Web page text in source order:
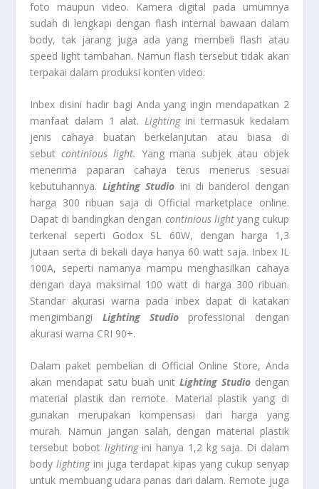
foto maupun video. Kamera digital pada umumnya
sudah di lengkapi dengan flash internal bawaan dalam
body, tak jarang juga ada yang membeli flash atau
speed light tambahan. Namun flash tersebut tidak akan
terpakai dalam produksi konten video.
Inbex disini hadir bagi Anda yang ingin mendapatkan 2
manfaat dalam 1 alat. Lightingini termasuk kedalam
jenis cahaya buatan berkelanjutan atau biasa di
sebutcontinious light. Yang mana subjek atau objek
menerima paparan cahaya terus menerus sesuai
kebutuhannya. Lighting Studio ini di banderol dengan
harga 300 ribuan saja di Official marketplace online.
Dapat di bandingkan dengan continious lightyang cukup
terkenal seperti Godox SL 60W, dengan harga 1,3
jutaan serta di bekali daya hanya 60 watt saja. Inbex IL
100A, seperti namanya mampu menghasilkan cahaya
dengan daya maksimal 100 watt di harga 300 ribuan.
Standar akurasi warna pada inbex dapat di katakan
mengimbangi Lighting Studio
professional dengan
akurasi warna CRI 90+.
Dalam paket pembelian di Official Online Store, Anda
akan mendapat satu buah unitLighting Studiodengan
material plastik dan remote. Material plastik yang di
gunakan merupakan kompensasi dari harga yang
murah. Namun jangan salah, dengan material plastik
tersebut bobot lightingini hanya 1,2 kg saja. Di dalam
bodylightingini juga terdapat kipas yang cukup senyap
untuk membuang udara panas dari dalam. Remote juga